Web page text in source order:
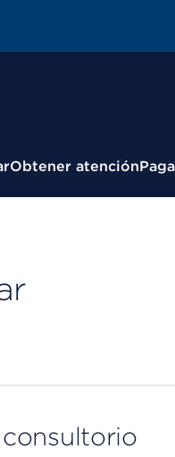
Obtener atención
consultorio